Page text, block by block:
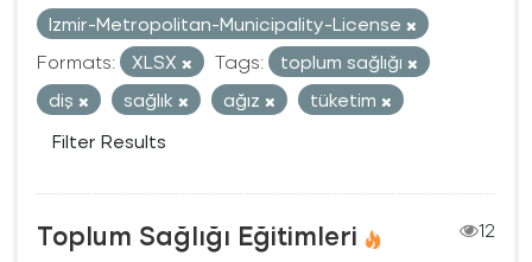
Izmir-Metropolitan-Municipality-License
Formats:
XLSX Tags:
toplum sağlığı
diş
sağlık ağız
tüketim
Filter Results
Toplum Sağlığı Eğitimleri
12